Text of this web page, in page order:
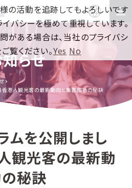
らせ
香港人観光客の最新動向と集客成功の秘訣
ムを公開しまし
観光客の最新動
秘訣
の活動を追跡してもよろしいです
バシーを極めて重視しています。
がある場合は、当社のプライバシ
覧ください。Yes No